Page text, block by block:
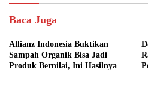
Baca Juga
Allianz Indonesia Buktikan
Sampah Organik Bisa Jadi
Produk Bernilai, Ini Hasilnya